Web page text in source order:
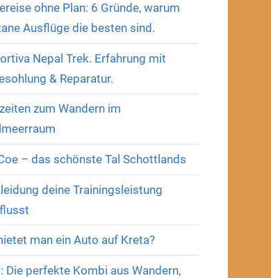
ohne Plan: 6 Gründe, warum
Ausflüge die besten sind.
Nepal Trek. Erfahrung mit
& Reparatur.
zum Wandern im
– das schönste Tal Schottlands
deine Trainingsleistung
man ein Auto auf Kreta?
Die perfekte Kombi aus Wandern,